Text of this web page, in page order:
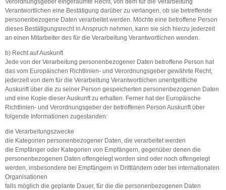
Verordnungsgeber eingeräumte Recht, von dem für die Verarbeitung
Verantwortlichen eine Bestätigung darüber zu verlangen, ob sie betreffende
personenbezogene Daten verarbeitet werden. Möchte eine betroffene Person
dieses Bestätigungsrecht in Anspruch nehmen, kann sie sich hierzu jederzeit
an einen Mitarbeiter des für die Verarbeitung Verantwortlichen wenden.
b) Recht auf Auskunft
Jede von der Verarbeitung personenbezogener Daten betroffene Person hat
das vom Europäischen Richtlinien- und Verordnungsgeber gewährte Recht,
jederzeit von dem für die Verarbeitung Verantwortlichen unentgeltliche
Auskunft über die zu seiner Person gespeicherten personenbezogenen Daten
und eine Kopie dieser Auskunft zu erhalten. Ferner hat der Europäische
Richtlinien- und Verordnungsgeber der betroffenen Person Auskunft über
folgende Informationen zugestanden:
die Verarbeitungszwecke
die Kategorien personenbezogener Daten, die verarbeitet werden
die Empfänger oder Kategorien von Empfängern, gegenüber denen die
personenbezogenen Daten offengelegt worden sind oder noch offengelegt
werden, insbesondere bei Empfängern in Drittländern oder bei internationalen
Organisationen
falls möglich die geplante Dauer, für die die personenbezogenen Daten